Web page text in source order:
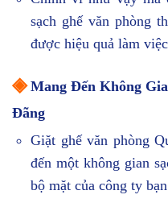
sạch ghế văn phòng
được hiệu quả làm
◈Mang Đến Không
Đãng
Giặt ghế văn phòng
đến một không gian
bộ mặt của công ty